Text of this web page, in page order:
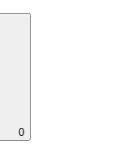
0